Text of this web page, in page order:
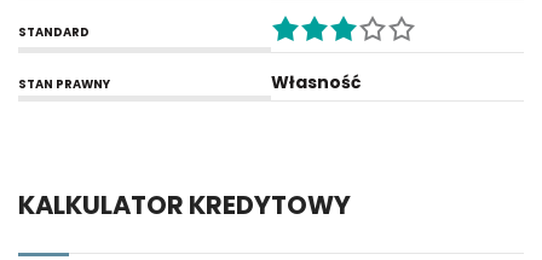
STANDARD
STAN PRAWNY Własność
KALKULATOR KREDYTOWY